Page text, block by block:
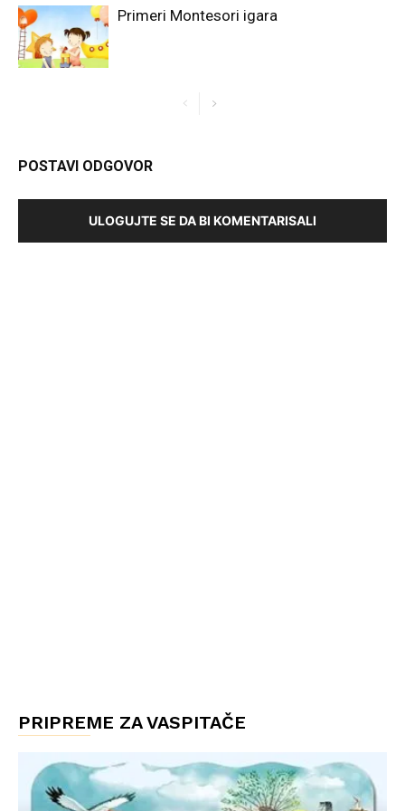
Primeri Montesori igara
POSTAVI ODGOVOR
ULOGUJTE SE DA BI KOMENTARISALI
PRIPREME ZA VASPITAČE